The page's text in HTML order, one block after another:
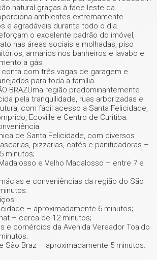
+ 33
ver mais fotos
natural graças à face leste da
ambientes extremamente
e agradáveis durante todo o dia.
o excelente padrão do imóvel,
nas áreas sociais e molhadas, piso
armários nos banheiros e lavabo e
a gás.
com três vagas de garagem e
para toda a família.
BRAZUma região predominantemente
pela tranquilidade, ruas arborizadas e
com fácil acesso a Santa Felicidade,
Ecoville e Centro de Curitiba.
de Santa Felicidade, com diversos
pizzarias, cafés e panificadoras –
minutos;
e Velho Madalosso – entre 7 e
e conveniências da região do São
– aproximadamente 6 minutos;
– cerca de 12 minutos;
e comércios da Avenida Vereador Toaldo
São Braz – aproximadamente 5 minutos.